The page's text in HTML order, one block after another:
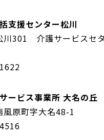
支援センター松川
川301 介護サービスセ
ービス事業所 大名の丘
風原町字大名48-1